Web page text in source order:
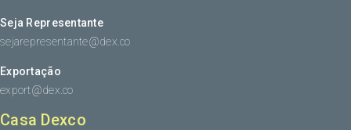
Seja Representante
sejarepresentante@dex.co
Exportação
export@dex.co
Casa Dexco